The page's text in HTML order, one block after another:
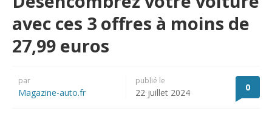
avec ces 3 offres à moins de
27,99 euros
par
Magazine-auto.fr
publié le
22 juillet 2024 0